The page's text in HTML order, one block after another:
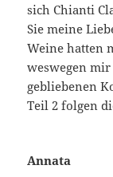
sich Chianti
Sie meine
Weine hatten
weswegen
gebliebenen
Teil 2 folgen
Annata